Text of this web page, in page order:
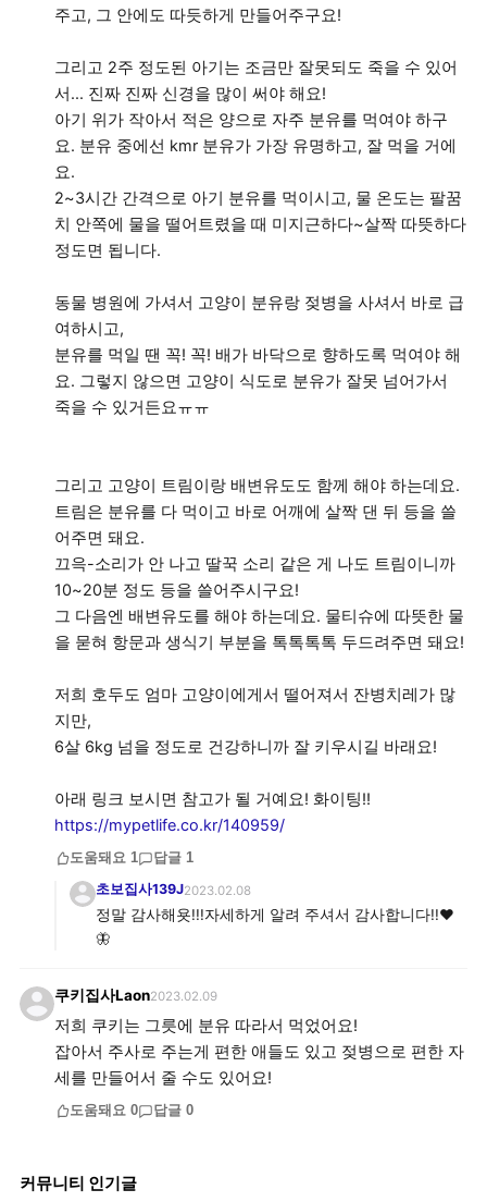
주고, 그 안에도 따듯하게 만들어주구요!
그리고 2주 정도된 아기는 조금만 잘못되도 죽을 수 있어
서... 진짜 진짜 신경을 많이 써야 해요!
아기 위가 작아서 적은 양으로 자주 분유를 먹여야 하구
요. 분유 중에선 kmr 분유가 가장 유명하고, 잘 먹을 거에
요.
2~3시간 간격으로 아기 분유를 먹이시고, 물 온도는 팔꿈
치 안쪽에 물을 떨어트렸을 때 미지근하다~살짝 따뜻하다
정도면 됩니다.
동물 병원에 가셔서 고양이 분유랑 젖병을 사셔서 바로 급
여하시고,
분유를 먹일 땐 꼭! 꼭! 배가 바닥으로 향하도록 먹여야 해
요. 그렇지 않으면 고양이 식도로 분유가 잘못 넘어가서
죽을 수 있거든요ㅠㅠ
그리고 고양이 트림이랑 배변유도도 함께 해야 하는데요.
트림은 분유를 다 먹이고 바로 어깨에 살짝 댄 뒤 등을 쓸
어주면 돼요.
끄윽-소리가 안 나고 딸꾹 소리 같은 게 나도 트림이니까
10~20분 정도 등을 쓸어주시구요!
그 다음엔 배변유도를 해야 하는데요. 물티슈에 따뜻한 물
을 묻혀 항문과 생식기 부분을 톡톡톡톡 두드려주면 돼요!
저희 호두도 엄마 고양이에게서 떨어져서 잔병치레가 많
지만,
6살 6kg 넘을 정도로 건강하니까 잘 키우시길 바래요!
https://mypetlife.co.kr/140959/
도움돼요 1 답글 1
초보집사139J2023.02.08
정말 감사해욧!!!자세하게 알려 주셔서 감사합니다!!❤
🦋
쿠키집사Laon2023.02.09
저희 쿠키는 그릇에 분유 따라서 먹었어요!
잡아서 주사로 주는게 편한 애들도 있고 젖병으로 편한 자
세를 만들어서 줄 수도 있어요!
도움돼요 0 답글 0
커뮤니티 인기글